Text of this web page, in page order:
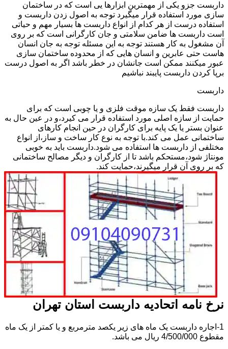
داربست جزو یکی از مهمترین ابزارها یی است که در ساختمان
سازی مورد استفاده قرار میگیرد توجه به اصول زدن داربست و
استفاده درست از هر کدام از انواع داربست ها بسیار مهم و حیاتی
است داربست ها ضامن سلامتی و جان کارگرانی است که بر روی
آن مشغول به کار هستند توجه به این مسئله توجه به جان انسان
هاست حتی عابرین و انسان هایی که از محدوده ساختمان سازی
عبور میکنند ممکن است جانشان در خطر باشد اگر به اصول درست
برپا کردن داربست پایبند نباشیم
داربست
داربست فقط یک سازه موقت فلزی و یا چوبی است که برای
حمایت از سازه اصلی مورد استفاده قرار می کیرد،و در عین حال به
عنوان بستر یا یک پایه برای کارگران در حین انجام کارهای
ساختمانی عمل می کند.با توجه به نوع کار ساخت و ساز،از انواع
مختلفی از داربست ها استفاده می شود.داربست باید به خوبی
مونتاژ شود،مستحکم باشد تا از کارگران و دیگر مصالح ساختمانی
که بر روی آن قرار میگیرند،حمایت کند.
نرخ نامه اتحادیه داربست استان تهران
1-اجاره داربست یک ماه های زیر یکصد مترمربع و یا کمتر از یک ماه
مقطوع 4/500/000 ریال می باشد.